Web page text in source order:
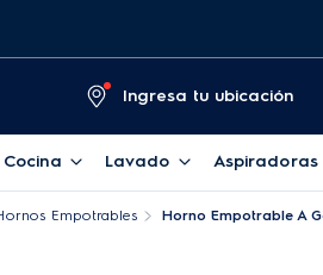
Ingresa tu ubicación
Cocina Lavado Aspiradoras
Empotrables Horno Empotrable A